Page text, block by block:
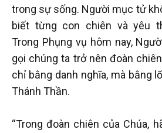
trong sự sống. Người mục tử
biết từng con chiên và yêu
Trong Phụng vụ hôm nay,
gọi chúng ta trở nên đoàn
chỉ bằng danh nghĩa, mà bằng
Thánh Thần.
“Trong đoàn chiên của Chúa,